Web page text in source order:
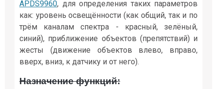
APDS9960, для определения таких параметров
как: уровень освещённости (как общий, так и по
трём каналам спектра - красный, зелёный,
синий), приближение объектов (препятствий) и
жесты (движение объектов влево, вправо,
вверх, вниз, к датчику и от него).
Назначение функций: